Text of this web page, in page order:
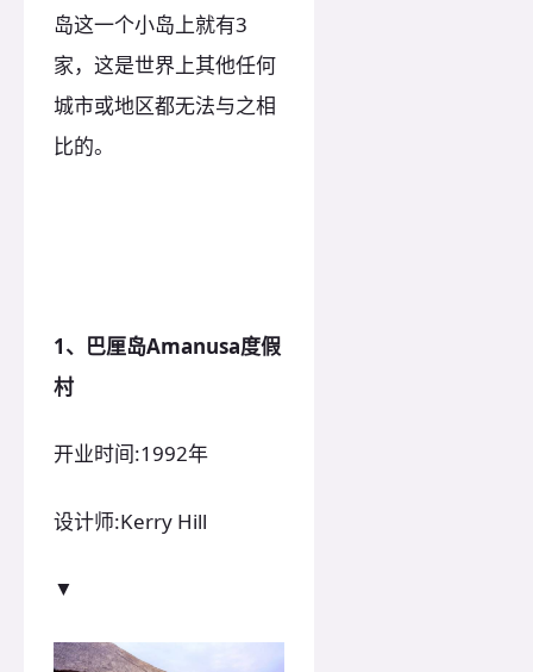
岛这一个小岛上就有3
家，这是世界上其他任何
城市或地区都无法与之相
比的。
1、巴厘岛Amanusa度假
村
开业时间:1992年
设计师:Kerry Hill
▼